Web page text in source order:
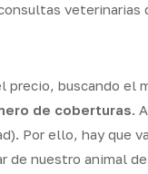
veterinarias
buscando el
de coberturas.
Por ello, hay que
de nuestro animal